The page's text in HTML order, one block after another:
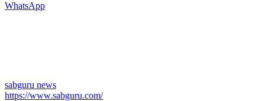
WhatsApp
sabguru news
https://www.sabguru.com/